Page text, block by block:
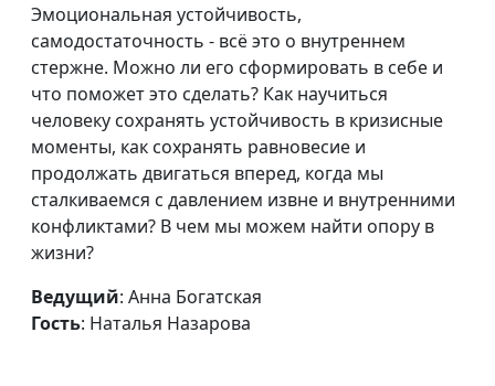
магистр практического
богословия
Как я нашёл
испытаниях
Дарья Павлова, Илья
Гулаков,
священнослужитель,
магистр педагогической
теологии
Как можно
послужить Богу?
Дарья Павлова, Илья
Эмоциональная устойчивость,
самодостаточность - всё это о внутреннем
стержне. Можно ли его сформировать в себе и
что поможет это сделать? Как научиться
человеку сохранять устойчивость в кризисные
моменты, как сохранять равновесие и
продолжать двигаться вперед, когда мы
сталкиваемся с давлением извне и внутренними
конфликтами? В чем мы можем найти опору в
жизни?
Ведущий: Анна Богатская
Гость: Наталья Назарова